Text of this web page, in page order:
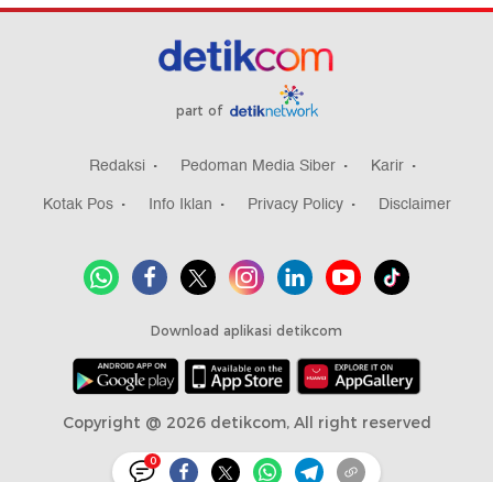
0
part of
Redaksi Pedoman Media Siber
Karir
Kotak Pos
Info Iklan Privacy Policy Disclaimer
Download aplikasi detikcom
Copyright @ 2026 detikcom, All right reserved